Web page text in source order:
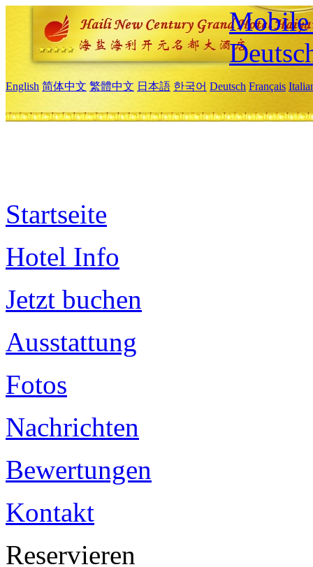
Mobile
English 简体中文 繁體中文 日本語 한국어 Deutsch Français
Startseite
Hotel Info
Jetzt buchen
Ausstattung
Fotos
Nachrichten
Bewertungen
Kontakt
Reservieren